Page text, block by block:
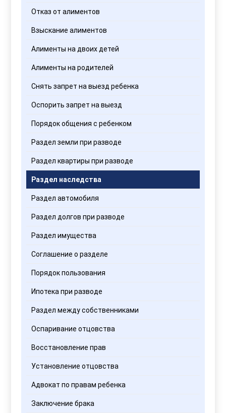
Отказ от алиментов
Взыскание алиментов
Алименты на двоих детей
Алименты на родителей
Снять запрет на выезд ребенка
Оспорить запрет на выезд
Порядок общения с ребенком
Раздел земли при разводе
Раздел квартиры при разводе
Раздел наследства
Раздел автомобиля
Раздел долгов при разводе
Раздел имущества
Соглашение о разделе
Порядок пользования
Ипотека при разводе
Раздел между собственниками
Оспаривание отцовства
Восстановление прав
Установление отцовства
Адвокат по правам ребенка
Заключение брака